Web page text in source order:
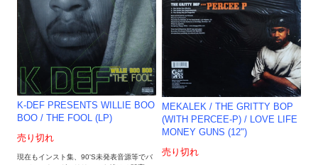
K-DEF PRESENTS WILLIE BOO
BOO / THE FOOL (LP)
売り切れ
現在もインスト集、90'S未発表音源等でバ
MEKALEK / THE GRITTY BOP
(WITH PERCEE-P) / LOVE LIFE
MONEY GUNS (12")
売り切れ